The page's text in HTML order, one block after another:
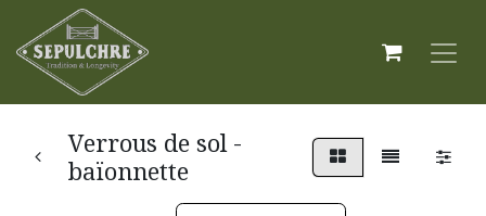
Verrous de sol -
baïonnette